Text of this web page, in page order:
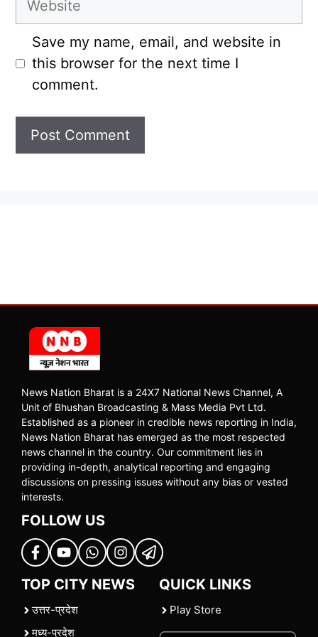
Save my name, email, and website in
this browser for the next time I
comment.
News Nation Bharat is a 24X7 National News Channel, A
Unit of Bhushan Broadcasting & Mass Media Pvt Ltd.
Established as a pioneer in credible news reporting in India,
News Nation Bharat has emerged as the most respected
news channel in the country. Our commitment lies in
providing in-depth, analytical reporting and engaging
discussions on pressing issues without any bias or vested
interests.
FOLLOW US
TOP CITY NEWS
उत्तर-प्रदेश
मध्य-प्रदेश
QUICK LINKS
Play Store